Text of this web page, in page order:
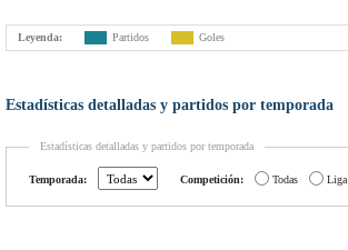
Leyenda: Partidos Goles
Estadísticas detalladas y partidos por temporada
Estadísticas detalladas y partidos por temporada
Temporada: Competición: Todas Liga